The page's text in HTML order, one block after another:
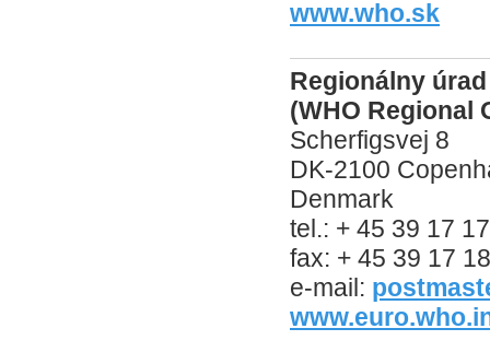
www.who.sk
Regionálny
(WHO Regional
Scherfigsvej 8
DK-2100
Denmark
tel.: + 45 39 17
fax: + 45 39 17
e-mail: